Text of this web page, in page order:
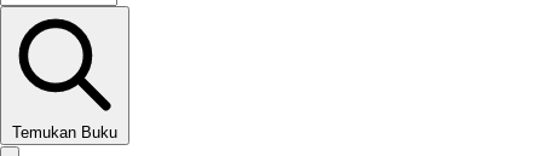
Temukan Buku